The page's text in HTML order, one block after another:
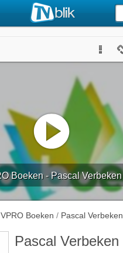
Boeken - Pascal Verbeken
VPRO Boeken / Pascal Verbeken
Pascal Verbeken